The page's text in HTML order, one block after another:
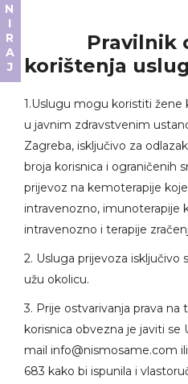
Pravilnik
korištenja
1.Uslugu mogu koristiti žene
u javnim zdravstvenim
Zagreba, isključivo za
broja korisnica i ograničenih
prijevoz na kemoterapije
intravenozno, imunoterapije
intravenozno i terapije
2. Usluga prijevoza isključivo
užu okolicu.
3. Prije ostvarivanja prava na
korisnica obvezna je javiti se
mail info@nismosame.com
683 kako bi ispunila i
DONIRAJ